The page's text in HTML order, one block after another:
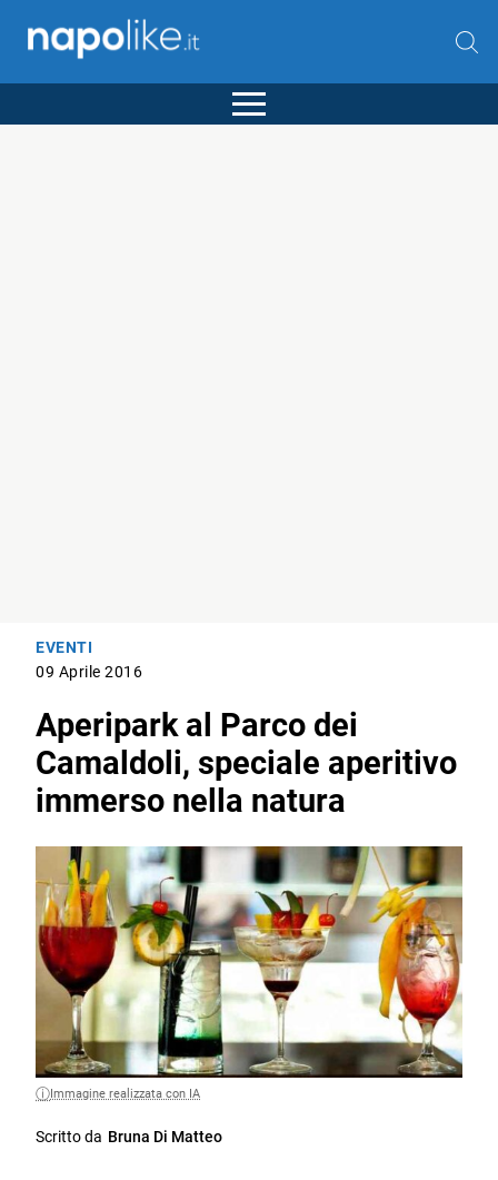
EVENTI
09 Aprile 2016
Aperipark al Parco dei
Camaldoli, speciale aperitivo
immerso nella natura
Immagine realizzata con IA
Scritto da Bruna Di Matteo